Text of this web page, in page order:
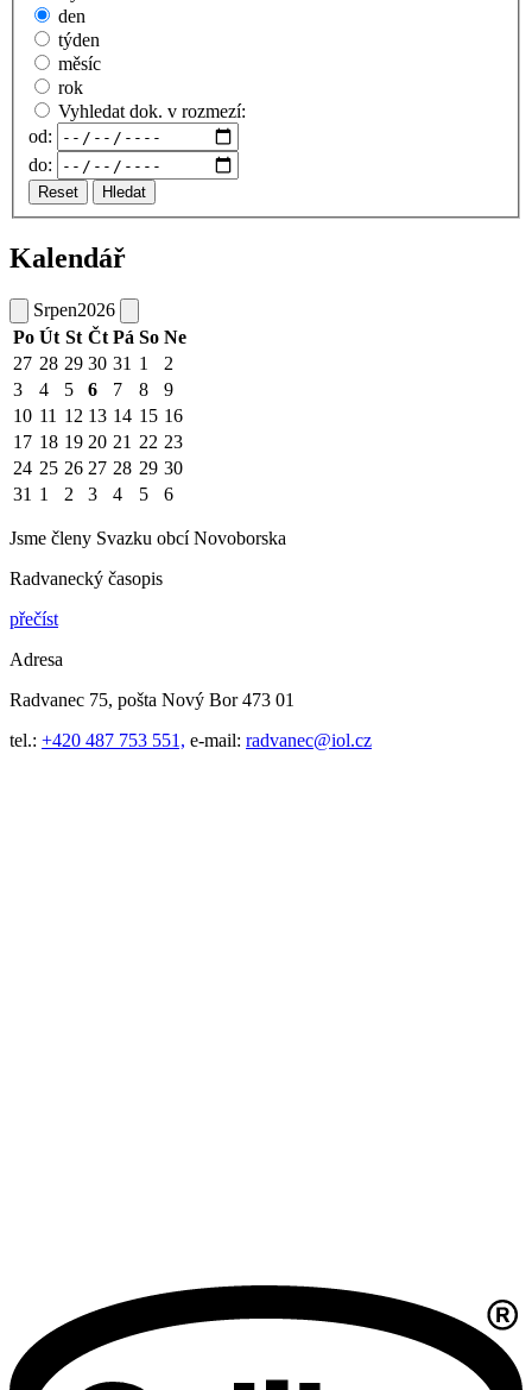
den
týden
měsíc
rok
Vyhledat dok. v rozmezí:
od:
do:
Reset Hledat
Kalendář
Srpen2026
Po Út St Čt Pá So Ne
27 28 29 30 31 1
2
3
4 5 6 7 8
9
10 11 12 13 14 15 16
17 18 19 20 21 22 23
24 25 26 27 28 29 30
31 1 2 3 4 5 6
Jsme členy Svazku obcí Novoborska
Radvanecký časopis
přečíst
Adresa
Radvanec 75, pošta Nový Bor 473 01
tel.: +420 487 753 551, e-mail: radvanec@iol.cz